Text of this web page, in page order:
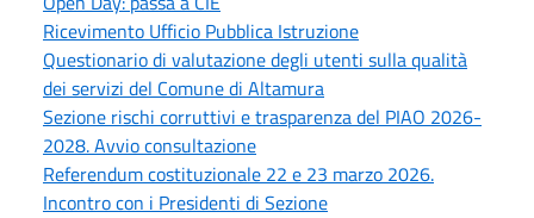
Ricevimento Ufficio Pubblica Istruzione
Questionario di valutazione degli utenti sulla qualità
dei servizi del Comune di Altamura
Sezione rischi corruttivi e trasparenza del PIAO 2026-
2028. Avvio consultazione
Referendum costituzionale 22 e 23 marzo 2026.
Incontro con i Presidenti di Sezione